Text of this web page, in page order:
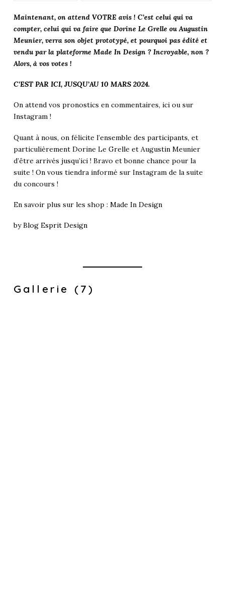
Maintenant, on attend VOTRE avis ! C’est celui qui va
compter, celui qui va faire que Dorine Le Grelle ou Augustin
Meunier, verra son objet prototypé, et pourquoi pas édité et
vendu par la plateforme Made In Design ? Incroyable, non ?
Alors, à vos votes !
C’EST PAR ICI, JUSQU’AU 10 MARS 2024.
On attend vos pronostics en commentaires, ici ou sur
Instagram !
Quant à nous, on félicite l’ensemble des participants, et
particulièrement Dorine Le Grelle et Augustin Meunier
d’être arrivés jusqu’ici ! Bravo et bonne chance pour la
suite ! On vous tiendra informé sur Instagram de la suite
du concours !
En savoir plus sur les shop : Made In Design
byBlog Esprit Design
Gallerie (7)